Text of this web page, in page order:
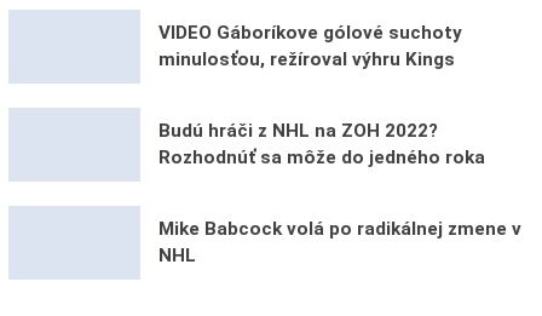
VIDEO Gáboríkove gólové suchoty
minulosťou, režíroval výhru Kings
Budú hráči z NHL na ZOH 2022?
Rozhodnúť sa môže do jedného roka
Mike Babcock volá po radikálnej zmene v
NHL